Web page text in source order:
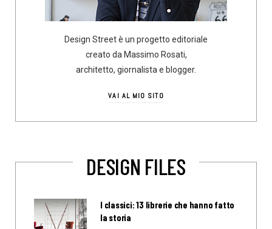
Design Street è un progetto editoriale
creato da Massimo Rosati,
architetto, giornalista e blogger.
VAI AL MIO SITO
DESIGN FILES
I classici: 13 librerie che hanno fatto
la storia